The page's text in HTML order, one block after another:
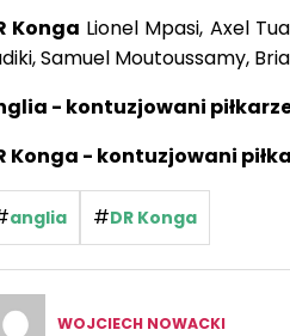
Konga Lionel Mpasi, Axel
Samuel Moutoussamy,
- kontuzjowani
Konga - kontuzjowani
anglia #DR Konga
WOJCIECH NOWACKI